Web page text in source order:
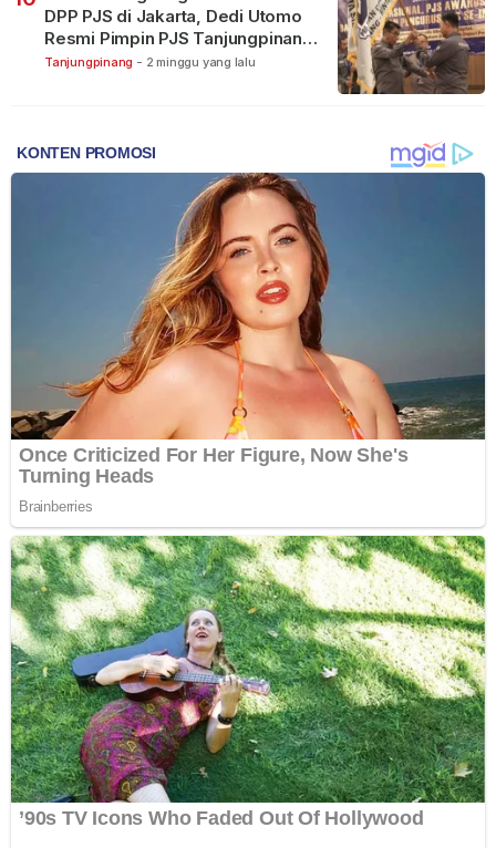
DPP PJS di Jakarta, Dedi Utomo
Resmi Pimpin PJS Tanjungpinang-
Bintan
Tanjungpinang - 2 minggu yang lalu